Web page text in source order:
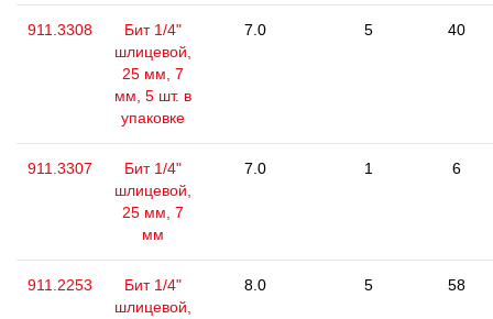
911.3308
Бит 1/4"
шлицевой,
25 мм, 7
мм, 5 шт. в
упаковке
7.0 5 40
911.3307
Бит 1/4"
шлицевой,
25 мм, 7
мм
7.0 1 6
911.2253
Бит 1/4"
шлицевой,
8.0 5 58